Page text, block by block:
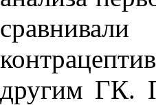
другим ГК.